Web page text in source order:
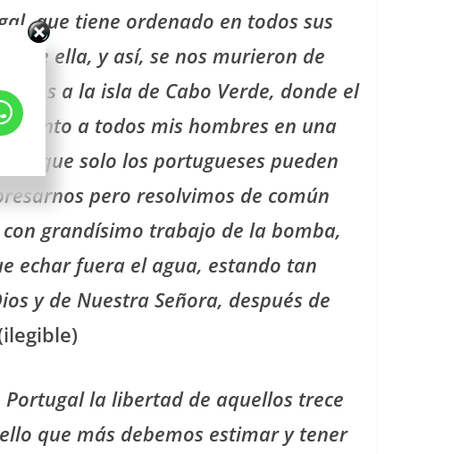
que tiene ordenado en todos sus
de ella, y así, se nos murieron de
a la isla de Cabo Verde, donde el
junto a todos mis hombres en una
que solo los portugueses pueden
pero resolvimos de común
grandísimo trabajo de la bomba,
echar fuera el agua, estando tan
y de Nuestra Señora, después de
la libertad de aquellos trece
que más debemos estimar y tener